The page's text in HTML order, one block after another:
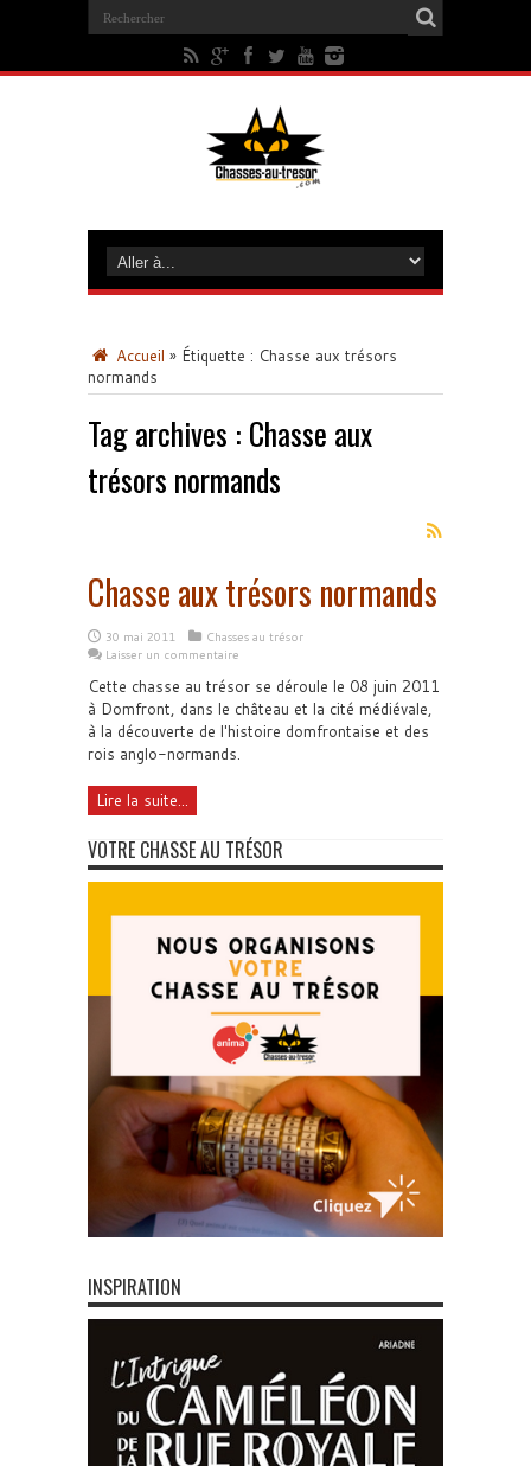
Accueil » Étiquette : Chasse aux trésors
normands
Tag archives : Chasse aux
trésors normands
Chasse aux trésors normands
30 mai 2011
Chasses au trésor
Laisser un commentaire
Cette chasse au trésor se déroule le 08 juin 2011
à Domfront, dans le château et la cité médiévale,
à la découverte de l'histoire domfrontaise et des
rois anglo-normands.
Lire la suite...
VOTRE CHASSE AU TRÉSOR
INSPIRATION